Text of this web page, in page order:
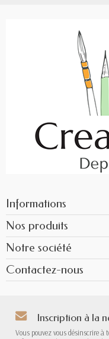
Informations
Nos produits
Notre société
Contactez-nous
Inscription à la
Vous pouvez vous désinscrire à